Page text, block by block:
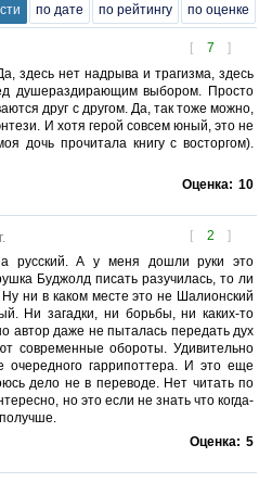
по дате по рейтингу по оценке
[ 7 ]
здесь нет надрыва и трагизма, здесь
душераздирающим выбором. Просто
друг с другом. Да, так тоже можно,
И хотя герой совсем юный, это не
дочь прочитала книгу с восторгом).
Оценка: 10
[ 2 ]
русский. А у меня дошли руки это
Буджолд писать разучилась, то ли
ни в каком месте это не Шалионский
Ни загадки, ни борьбы, ни каких-то
автор даже не пыталась передать дух
современные обороты. Удивительно
очередного гаррипоттера. И это еще
дело не в переводе. Нет читать по
но это если не знать что когда-
Оценка: 5